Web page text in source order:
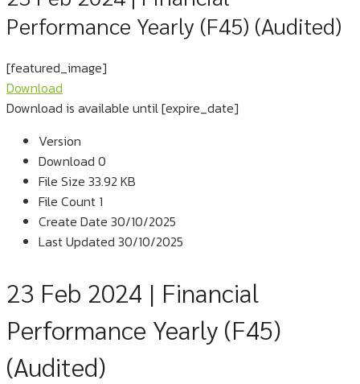
Performance Yearly (F45) (Audited)
[featured_image]
Download
Download is available until [expire_date]
Version
Download 0
File Size 33.92 KB
File Count 1
Create Date 30/10/2025
Last Updated 30/10/2025
23 Feb 2024 | Financial
Performance Yearly (F45)
(Audited)